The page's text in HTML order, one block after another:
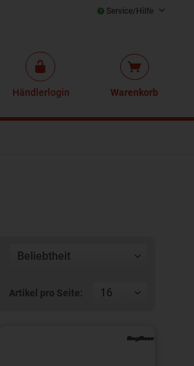
Service/Hilfe
Händlerlogin Warenkorb
Artikel pro Seite: